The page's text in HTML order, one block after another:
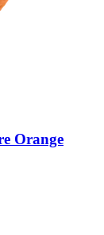
Orange